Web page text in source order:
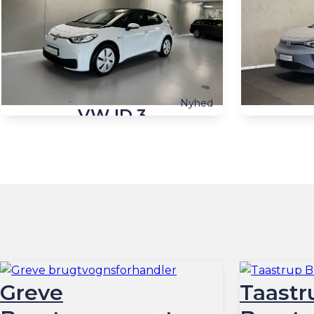
Nyhed
VW ID.3
Greve